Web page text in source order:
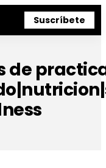
Suscríbete
de